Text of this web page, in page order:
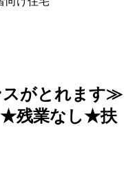
がとれます≫
★残業なし★扶